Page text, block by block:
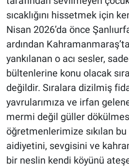
sıcaklığını hissetmek için
Nisan 2026’da önce
ardından
yankılanan o acı sesler,
bültenlerine konu olacak
değildir. Sıralara dizilmiş
yavrularımıza ve irfan
mermi değil güller
öğretmenlerimize sıkılan
aidiyetini, sevgisini ve
bir neslin kendi köyünü